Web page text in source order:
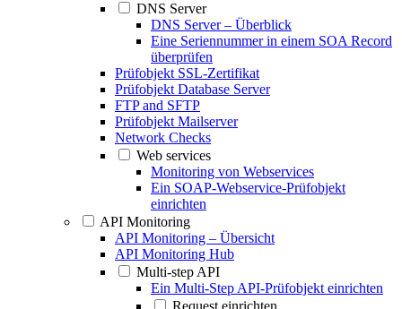
DNS Server
DNS Server – Überblick
Eine Seriennummer in einem SOA Record
überprüfen
Prüfobjekt SSL-Zertifikat
Prüfobjekt Database Server
FTP and SFTP
Prüfobjekt Mailserver
Network Checks
Web services
Monitoring von Webservices
Ein SOAP-Webservice-Prüfobjekt
einrichten
API Monitoring
API Monitoring – Übersicht
API Monitoring Hub
Multi-step API
Ein Multi-Step API-Prüfobjekt einrichten